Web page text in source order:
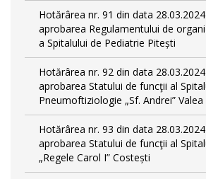
Hotărârea nr. 91 din data
aprobarea Regulamentului de
a Spitalului de Pediatrie Pitești
Hotărârea nr. 92 din data
aprobarea Statului de funcţii al
Pneumoftiziologie „Sf. Andrei” Valea
Hotărârea nr. 93 din data
aprobarea Statului de funcţii al
„Regele Carol I” Costești